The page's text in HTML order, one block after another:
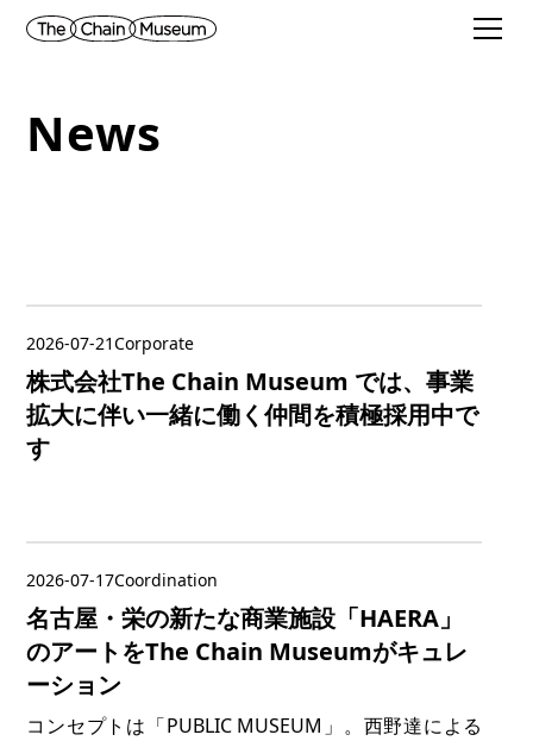
News
2026-07-21Corporate
株式会社The Chain Museum では、事業
拡大に伴い一緒に働く仲間を積極採用中で
す
2026-07-17Coordination
名古屋・栄の新たな商業施設「HAERA」
のアートをThe Chain Museumがキュレ
ーション
コンセプトは「PUBLIC MUSEUM」。西野達による